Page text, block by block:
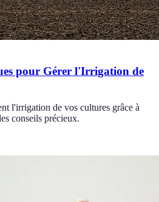
pour Gérer l'Irrigation de
l'irrigation de vos cultures grâce à
conseils précieux.